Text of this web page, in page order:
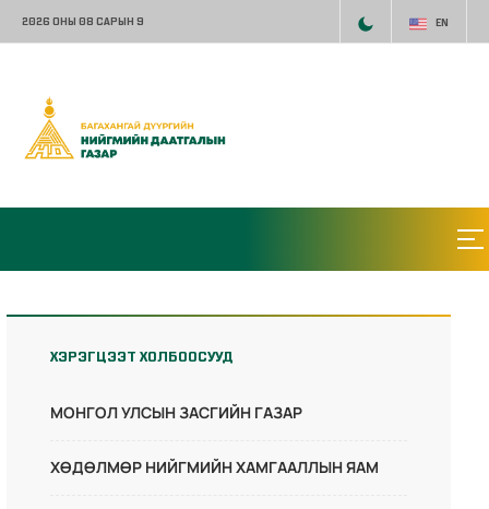
2026 ОНЫ 08 САРЫН 9 EN
ХЭРЭГЦЭЭТ ХОЛБООСУУД
МОНГОЛ УЛСЫН ЗАСГИЙН ГАЗАР
ХӨДӨЛМӨР НИЙГМИЙН ХАМГААЛЛЫН ЯАМ